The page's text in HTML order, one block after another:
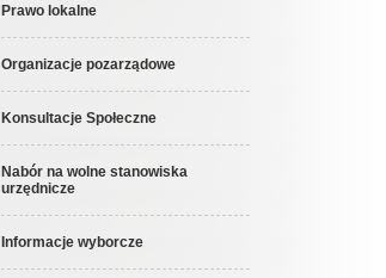
Prawo lokalne
Organizacje pozarządowe
Konsultacje Społeczne
Nabór na wolne stanowiska
urzędnicze
Informacje wyborcze